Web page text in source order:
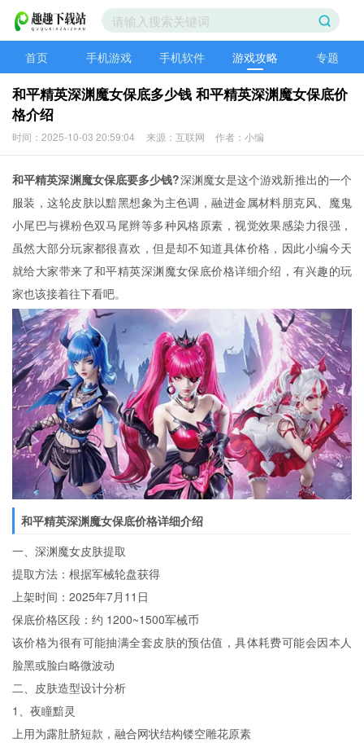
首页 手机游戏 手机软件 游戏攻略 专题
和平精英深渊魔女保底多少钱 和平精英深渊魔女保底价
格介绍
时间：2025-10-03 20:59:04 来源：互联网 作者：小编
和平精英深渊魔女保底要多少钱?深渊魔女是这个游戏新推出的一个
服装，这轮皮肤以黯黑想象为主色调，融进金属材料朋克风、魔鬼
小尾巴与裸粉色双马尾辫等多种风格原素，视觉效果感染力很强，
虽然大部分玩家都很喜欢，但是却不知道具体价格，因此小编今天
就给大家带来了和平精英深渊魔女保底价格详细介绍，有兴趣的玩
家也该接着往下看吧。
和平精英深渊魔女保底价格详细介绍
一、深渊魔女皮肤提取
提取方法：根据军械轮盘获得
上架时间：2025年7月11日
保底价格区段：约 1200~1500军械币
该价格为很有可能抽满全套皮肤的预估值，具体耗费可能会因本人
脸黑或脸白略微波动
二、皮肤造型设计分析
1、夜瞳黯灵
上用为露肚脐短款，融合网状结构镂空雕花原素